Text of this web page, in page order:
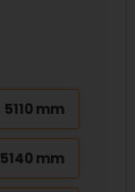
5110 mm
5140 mm